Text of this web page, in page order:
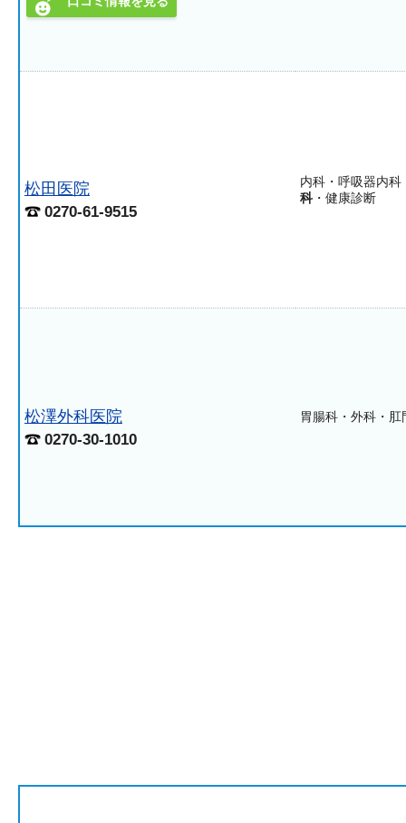
松田医院
0270-61-9515
内科・呼吸器内
科・健康診断
松澤外科医院
0270-30-1010
胃腸科・外科・肛